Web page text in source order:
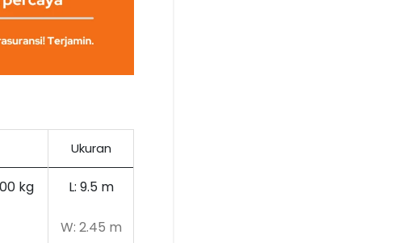
Ukuran
kg L: 9.5 m
W: 2.45 m